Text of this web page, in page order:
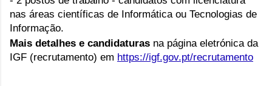
nas áreas científicas de Informática ou Tecnologias de
Informação.
Mais detalhes e candidaturas na página eletrónica da
IGF (recrutamento) em https://igf.gov.pt/recrutamento